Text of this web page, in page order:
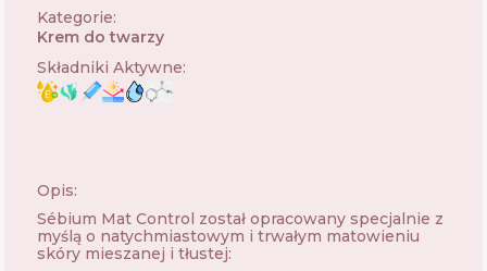
Kategorie:
Krem do twarzy
Składniki Aktywne:
Opis:
Sébium Mat Control został opracowany specjalnie z
myślą o natychmiastowym i trwałym matowieniu
skóry mieszanej i tłustej: